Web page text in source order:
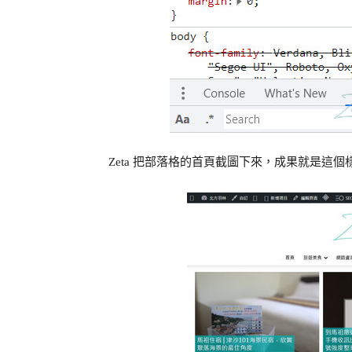
Zeta 把部落格的首頁截圖下來，成果就是這個